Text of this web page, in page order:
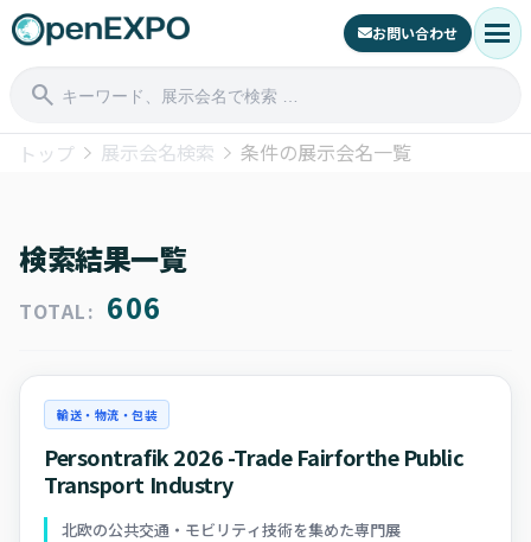
お問い合わせ menu
search
トップ 展示会名検索 条件の展示会名一覧
検索結果一覧
TOTAL: 606
輸送・物流・包装
Persontrafik 2026 -Trade Fairforthe Public
Transport Industry
北欧の公共交通・モビリティ技術を集めた専門展